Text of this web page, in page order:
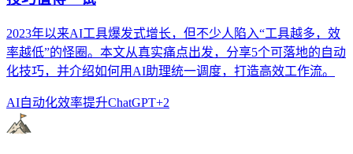
2023年以来AI工具爆发式增长，但不少人陷入“工具越多，效
率越低”的怪圈。本文从真实痛点出发，分享5个可落地的自动
化技巧，并介绍如何用AI助理统一调度，打造高效工作流。
AI自动化效率提升ChatGPT+2